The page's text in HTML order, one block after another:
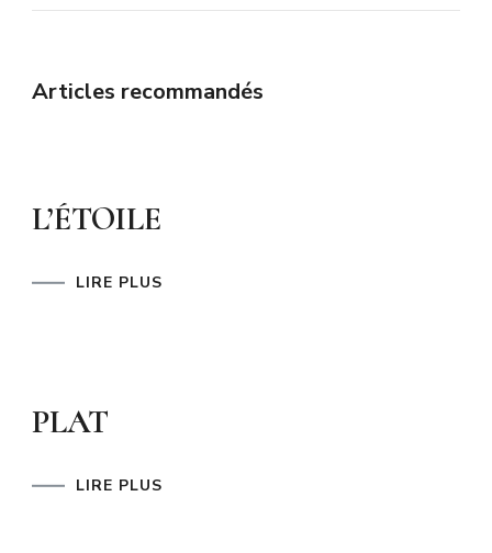
Articles recommandés
L’ÉTOILE
LIRE PLUS
PLAT
LIRE PLUS